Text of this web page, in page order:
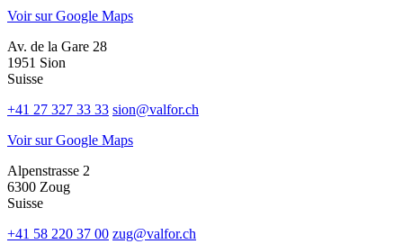
Voir sur Google Maps
Av. de la Gare 28
1951 Sion
Suisse
+41 27 327 33 33 sion@valfor.ch
Voir sur Google Maps
Alpenstrasse 2
6300 Zoug
Suisse
+41 58 220 37 00 zug@valfor.ch